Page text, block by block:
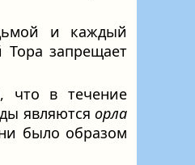
и каждый
Тора запрещает
что в течение
являются орла
было образом